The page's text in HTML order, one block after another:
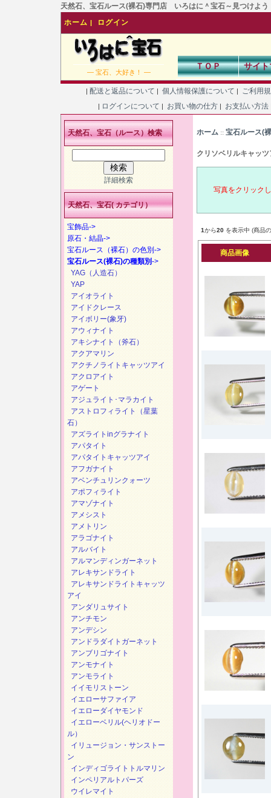
天然石、宝石ルース(裸石)専門店 いろはに＾宝石～見つけよ
ホーム | ログイン
― 宝石、大好き！ ―
ＴＯＰ サイ
| 配送と返品について | 個人情報保護について | ご利用
| ログインについて | お買い物の仕方 | お支払い方法
ホーム :: 宝石ルース(
クリソベリルキャッツ
写真をクリック
1から20 を表示中 (商品
商品画像
天然石、宝石（ルース）検索
詳細検索
天然石、宝石( カテゴリ）
宝飾品->
原石・結晶->
宝石ルース（裸石）の色別->
宝石ルース(裸石)の種類別->
YAG（人造石）
YAP
アイオライト
アイドクレース
アイボリー(象牙)
アウィナイト
アキシナイト（斧石）
アクアマリン
アクチノライトキャッツアイ
アクロアイト
アゲート
アジュライト･マラカイト
アストロフィライト（星葉
石）
アズライトinグラナイト
アパタイト
アパタイトキャッツアイ
アフガナイト
アベンチュリンクォーツ
アポフィライト
アマゾナイト
アメシスト
アメトリン
アラゴナイト
アルバイト
アルマンディンガーネット
アレキサンドライト
アレキサンドライトキャッツ
アイ
アンダリュサイト
アンチモン
アンデシン
アンドラダイトガーネット
アンブリゴナイト
アンモナイト
アンモライト
イイモリストーン
イエローサファイア
イエローダイヤモンド
イエローベリル(ヘリオドー
ル）
イリュージョン・サンストー
ン
インディゴライトトルマリン
インペリアルトパーズ
ウイレマイト